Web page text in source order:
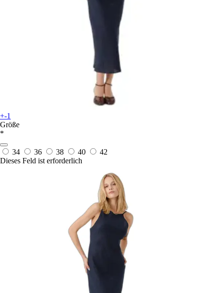
+-1
Größe
*
34 36 38 40
42
Dieses Feld ist erforderlich